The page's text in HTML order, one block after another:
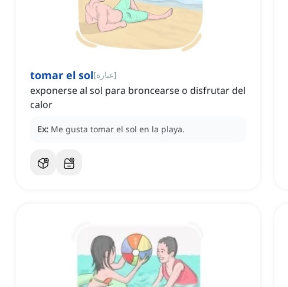
tomar el sol[عبارة]
exponerse al sol para broncearse o disfrutar del
calor
Ex: Me gusta tomar el sol en la playa.